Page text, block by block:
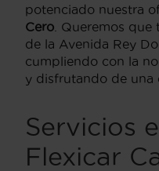
potenciado nuestra
Cero . Queremos
de la Avenida Rey
cumpliendo con la
y disfrutando de una
Servicios
Flexicar